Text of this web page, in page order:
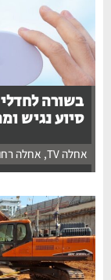
בשורה לחדלי
סיוע נגיש ומהיר
אחלה TV ,אחלה רחובות